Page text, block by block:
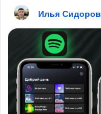
Илья Сидоров